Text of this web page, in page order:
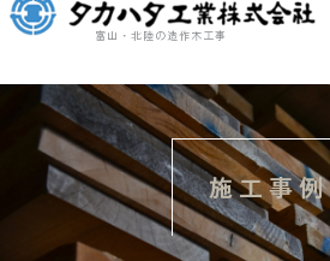
内
を
富山・北陸の造作木工事
施工事例